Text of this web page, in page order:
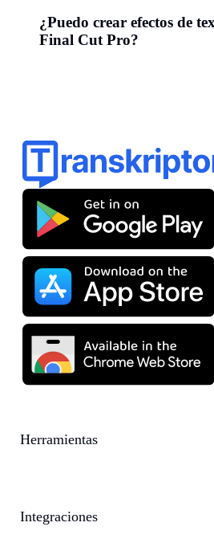
¿Puedo crear efectos de
Final Cut Pro?
Herramientas
Integraciones